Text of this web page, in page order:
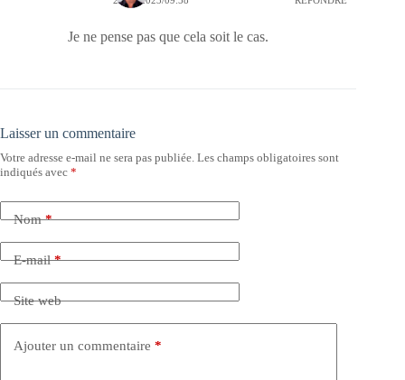
Je ne pense pas que cela soit le cas.
Laisser un commentaire
Votre adresse e-mail ne sera pas publiée. Les champs obligatoires sont
indiqués avec *
Nom*
E-mail*
Site web
Ajouter un commentaire *